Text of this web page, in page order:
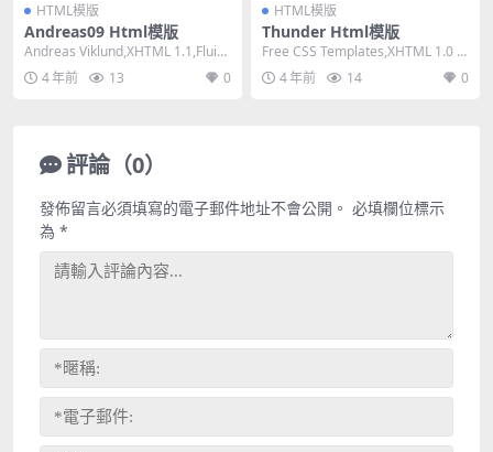
HTML模版
Andreas09 Html模版
Andreas Viklund,XHTML 1.1,Fluid,
3 Colum...
4 年前 13 0
HTML模版
Thunder Html模版
Free CSS Templates,XHTML 1.0 St
rict,Fixe...
4 年前 14 0
評論（0）
發佈留言必須填寫的電子郵件地址不會公開。 必填欄位標示
為 *